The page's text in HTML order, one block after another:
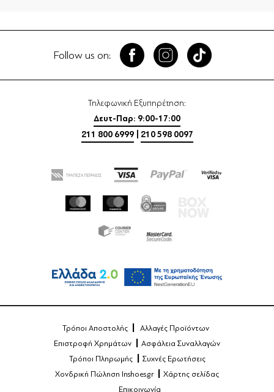
Follow us on:
Τηλεφωνική Εξυπηρέτηση:
Δευτ-Παρ: 9:00-17:00
211 800 6999
210 598 0097
Τρόποι Αποστολής
Αλλαγές Προϊόντων
Επιστροφή Χρημάτων
Ασφάλεια Συναλλαγών
Τρόποι Πληρωμής
Συχνές Ερωτήσεις
Χονδρική Πώληση Inshoes.gr
Χάρτης σελίδας
Επικοινωνία